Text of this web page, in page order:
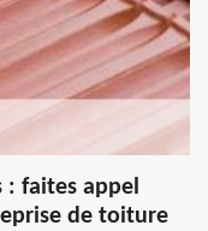
faites appel
de toiture